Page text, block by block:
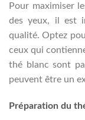
Pour maximiser
des yeux, il est
qualité. Optez
ceux qui
thé blanc sont
peuvent être un
Préparation du